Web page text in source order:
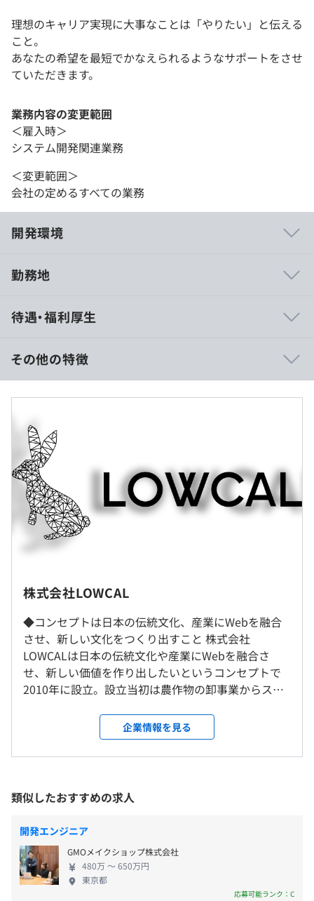
理想のキャリア実現に大事なことは「やりたい」と伝える
こと。
あなたの希望を最短でかなえられるようなサポートをさせ
ていただきます。
業務内容の変更範囲
＜雇入時＞
システム開発関連業務
＜変更範囲＞
会社の定めるすべての業務
開発環境
ノーコード開発、 AIなどさまざまな案件を幅広く手がけ
できる経験の幅を広げていきます。
■エンジニア未経験から活躍しているメンバーがいるな
ど、育成に力を入れています。
■前向きな成長を阻害する要因をできる限り無くし、ひと
りひとりがパフォーマンスを最大化できるように努めてい
ます。エンジニアファーストな環境づくりを追求してお
り、システム開発部の離職率は10%以下と少なめです。
【今後の取り組み】
■受託案件の強化
現在、親会社であるBBF社からの受託案件を含め、社内で
活躍できる環境を強化中。より技術者が働きやすい環境を
目指して成長を続けています。
■”AI×◯◯”社内での研究開発
IT技術によって産業が改善された事例はまだ多くはなく、
人の経験をもとにおこなっている部分がいまだ多いです。
現在の状況を改善すべく、農業・介護・医療への参入を目
標にまずはAIの事業展開へとチャレンジし続けています。
【システム開発領域】
■藤巻百貨店新規 ECアプリ
■就キャス（動画を使った就活サイト） 新規サイト制作
■大手人財関連会社向け基幹システム開発
■勉強会
先輩社員が講師としてさまざまな知識やスキルについて、
勤務地
社内もしくはお客様先での勤務となります。
※現在6～7割程度がリモート勤務です。
就業場所の変更範囲
＜雇入時＞
東京本社、および自宅
会社の定めるすべての場所
従業員に対する受動喫煙対策：あり
対策内容：敷地内禁煙
【本社】
待遇・福利厚生
■賃金形態：月給制
■賃金の決定方法：当社規定により決定
■月給：33万5千〜42万円想定（固定残業代を含む）
■基本給：約26万円～万円
■固定残業代：37時間分、約7万5千円～12万千円（超過
分は別途支給）
■賞与：無し
※別途インセンティブ制度有
（※想定年収は年収提示額を保証するものではありません）
10：00～19：00
※配属先により変動あり
休憩時間：休憩60分
■土曜、日曜、祝日
■GW休暇
■夏期休暇
■年末年始休暇
■有給休暇（年間 10～20 日）
■育児休暇
■産前・産後休暇
その他の特徴
株式会社LOWCAL
◆コンセプトは日本の伝統文化、産業にWebを融合
させ、新しい文化をつくり出すこと 株式会社
LOWCALは日本の伝統文化や産業にWebを融合さ
せ、新しい価値を作り出したいというコンセプトで
2010年に設立。設立当初は農作物の卸事業からスタ
ザイン制作事業、そして、ソフトウェア開発事業、
アプリ開発受託など事業領域を広げてきました。 一
つの分野に特化することなく、複数の事業を展開し
け、右肩上がりの成長を遂げています。 ◆システム
開発事業部／想像的破壊のエンジニア集団 お客様の
マーケットスピードに合わせた、待つだけではない
攻めの企画・施策を提案し、想像的破壊なイノベー
ションを提供しています。主にオープン開発言語を使
用した業務システム、Webアプリケーション開発を
手がけています。 ①システム開発・運用 お客様のニ
企業情報を見る
類似したおすすめの求人
開発エンジニア
GMOメイクショップ株式会社
480万 〜 650万円
東京都
応募可能ランク：C